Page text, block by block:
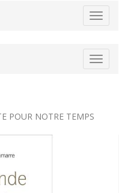
POUR NOTRE TEMPS